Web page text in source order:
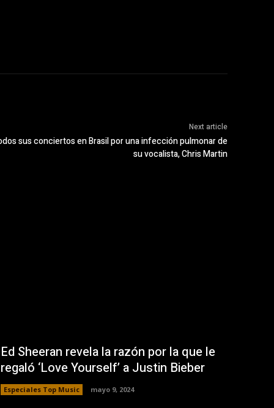
Next article
sus conciertos en Brasil por una infección pulmonar de
su vocalista, Chris Martin
Ed Sheeran revela la razón por la que le
regaló ‘Love Yourself’ a Justin Bieber
Especiales Top Music mayo 9, 2024